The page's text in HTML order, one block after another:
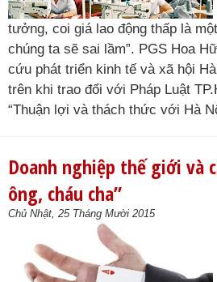
tưởng, coi giá lao động thấp là
chúng ta sẽ sai lầm”. PGS Hoa
cứu phát triển kinh tế và xã hội
trên khi trao đổi với Pháp Luật
“Thuận lợi và thách thức với Hà
Doanh nghiệp thế giới và
ông, cháu cha”
Chủ Nhật, 25 Tháng Mười 2015